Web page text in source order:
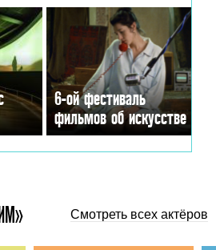
6-ой фестиваль
фильмов об искусстве
Смотреть всех актёров